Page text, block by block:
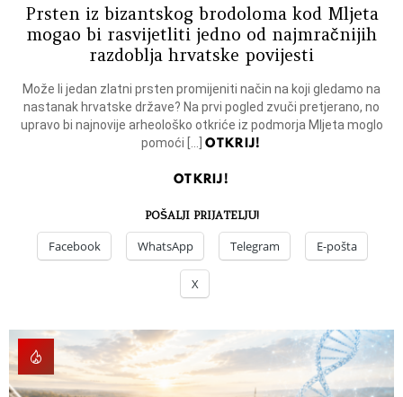
Prsten iz bizantskog brodoloma kod Mljeta
mogao bi rasvijetliti jedno od najmračnijih
razdoblja hrvatske povijesti
Može li jedan zlatni prsten promijeniti način na koji gledamo na
nastanak hrvatske države? Na prvi pogled zvuči pretjerano, no
upravo bi najnovije arheološko otkriće iz podmorja Mljeta moglo
pomoći […]OTKRIJ!
OTKRIJ!
POŠALJI PRIJATELJU!
Facebook WhatsApp Telegram E-pošta
X